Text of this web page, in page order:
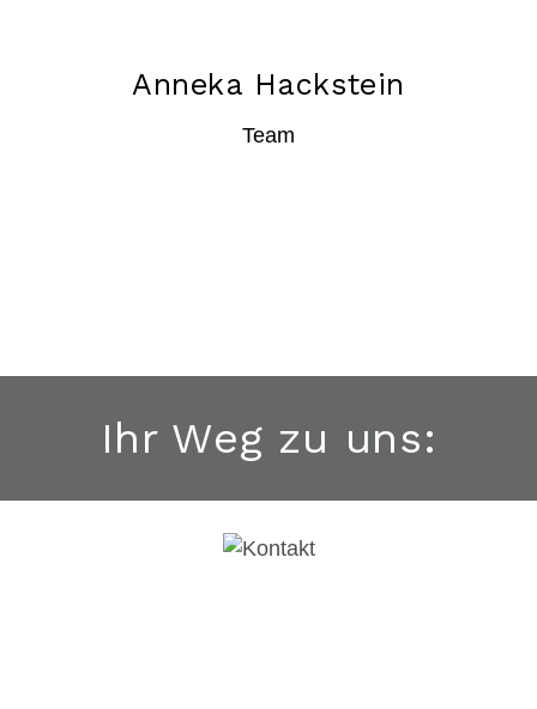
Anneka Hackstein
Team
Ihr Weg zu uns: